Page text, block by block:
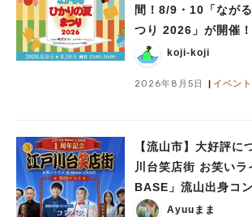
間！8/9・10「なが
つり 2026」が開催
ークショップや限定
koji-koji
2026年8月5日 イベント
【流山市】大好評に
川台笑店街 お笑い
BASE」流山出身コ
も登場！8/23（日）
Ayuuまま